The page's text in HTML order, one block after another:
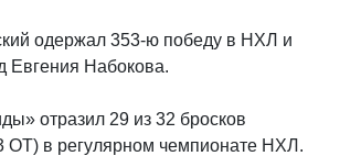
одержал 353-ю победу в НХЛ и
Евгения Набокова.
отразил 29 из 32 бросков
ОТ) в регулярном чемпионате НХЛ.